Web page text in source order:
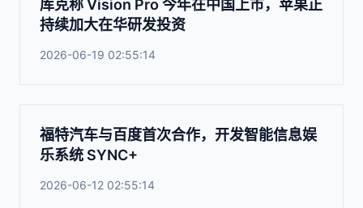
库克称 Vision Pro 今年在中国上市，苹果正
持续加大在华研发投资
2026-06-19 02:55:14
福特汽车与百度首次合作，开发智能信息娱
乐系统 SYNC+
2026-06-12 02:55:14